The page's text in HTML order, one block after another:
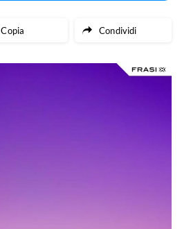
Copia Condividi